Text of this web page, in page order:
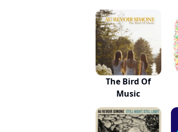
The Bird Of
Music